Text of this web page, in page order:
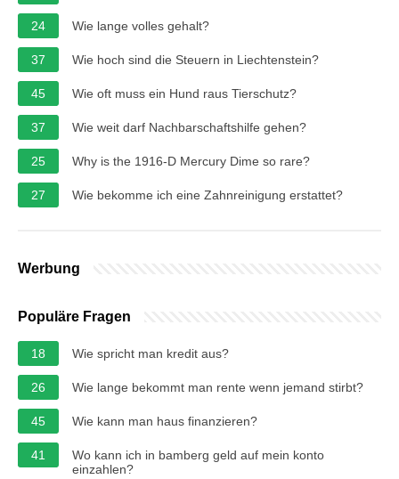
24 Wie lange volles gehalt?
37 Wie hoch sind die Steuern in Liechtenstein?
45 Wie oft muss ein Hund raus Tierschutz?
37 Wie weit darf Nachbarschaftshilfe gehen?
25 Why is the 1916-D Mercury Dime so rare?
27 Wie bekomme ich eine Zahnreinigung erstattet?
Werbung
Populäre Fragen
18 Wie spricht man kredit aus?
26 Wie lange bekommt man rente wenn jemand stirbt?
45 Wie kann man haus finanzieren?
41
Wo kann ich in bamberg geld auf mein konto
einzahlen?